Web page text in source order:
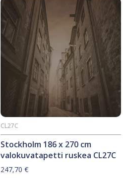
Stockholm 186 x 270 cm
valokuvatapetti ruskea CL27C
CL27C
247,70€